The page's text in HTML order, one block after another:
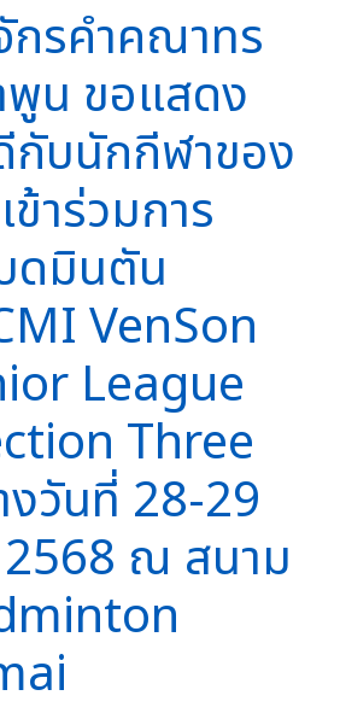
กรคำคณาทร
น ขอแสดง
กับนักกีฬาของ
ข้าร่วมการ
ดมินตัน
VenSon
League
Three
งวันที่ 28-29
ณ สนาม